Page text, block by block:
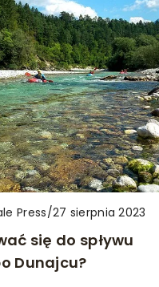
Press/27 sierpnia 2023
się do spływu
Dunajcu?